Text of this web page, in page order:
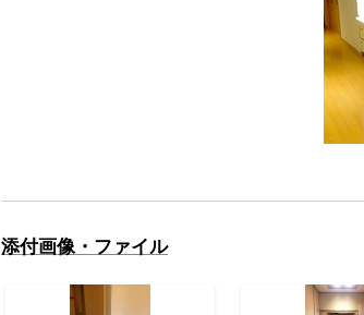
添付画像・ファイル